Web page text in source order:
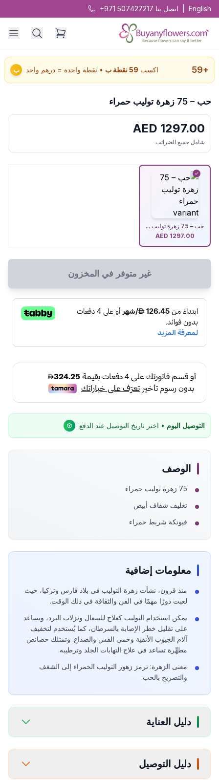
English اتصل بنا +971 507427217
+
59 اكسب 59نقطة ب • نقطة واحدة = درهم واحد ب
حب – 75 زهرة توليب حمراء
1297.00
شامل جميع الضرائب
حب – 75 زهرة توليب ...
AED 1297.00
غير متوفر في المخزون
التوصيل اليوم • اختر تاريخ التوصيل عند الدفع
الوصف
75 زهرة توليب حمراء
تغليف شفاف أبيض
فيونكة شريط حمراء
معلومات إضافية
منذ قرون، نشأت زهرة التوليب في بلاد فارس وتركيا، حيث
لعبت دورًا مهمًا في الفن والثقافة في ذلك الوقت.
يمكن استخدام التوليب كعلاج للسعال ونزلات البرد، ويساعد
على تقليل خطر الإصابة بالسرطان، كما يُستخدم لتخفيف
آلام الجيوب الأنفية وحمى القش والصداع. وتمتلك خصائص
مطهِّرة تساعد في علاج التهابات الجلد وترطيبه.
معنى الزهرة: ترمز زهور التوليب الحمراء إلى الشغف
والتصريح بالحب.
دليل العناية
دليل التوصيل